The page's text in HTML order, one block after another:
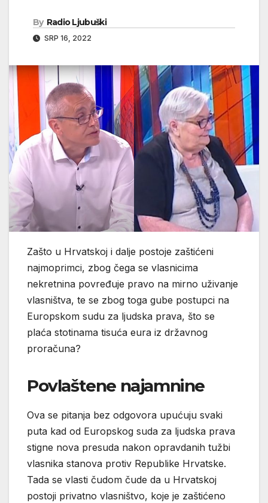
By Radio Ljubuški
SRP 16, 2022
Zašto u Hrvatskoj i dalje postoje zaštićeni
najmoprimci, zbog čega se vlasnicima
nekretnina povređuje pravo na mirno uživanje
vlasništva, te se zbog toga gube postupci na
Europskom sudu za ljudska prava, što se
plaća stotinama tisuća eura iz državnog
proračuna?
Povlaštene najamnine
Ova se pitanja bez odgovora upućuju svaki
puta kad od Europskog suda za ljudska prava
stigne nova presuda nakon opravdanih tužbi
vlasnika stanova protiv Republike Hrvatske.
Tada se vlasti čudom čude da u Hrvatskoj
postoji privatno vlasništvo, koje je zaštićeno